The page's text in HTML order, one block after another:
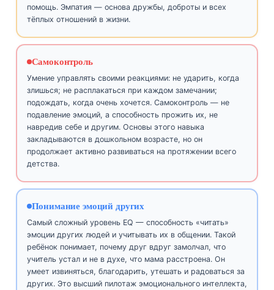
помощь. Эмпатия — основа дружбы, доброты и всех
тёплых отношений в жизни.
Самоконтроль
Умение управлять своими реакциями: не ударить, когда
злишься; не расплакаться при каждом замечании;
подождать, когда очень хочется. Самоконтроль — не
подавление эмоций, а способность прожить их, не
навредив себе и другим. Основы этого навыка
закладываются в дошкольном возрасте, но он
продолжает активно развиваться на протяжении всего
детства.
Понимание эмоций других
Самый сложный уровень EQ — способность «читать»
эмоции других людей и учитывать их в общении. Такой
ребёнок понимает, почему друг вдруг замолчал, что
учитель устал и не в духе, что мама расстроена. Он
умеет извиняться, благодарить, утешать и радоваться за
других. Это высший пилотаж эмоционального интеллекта,